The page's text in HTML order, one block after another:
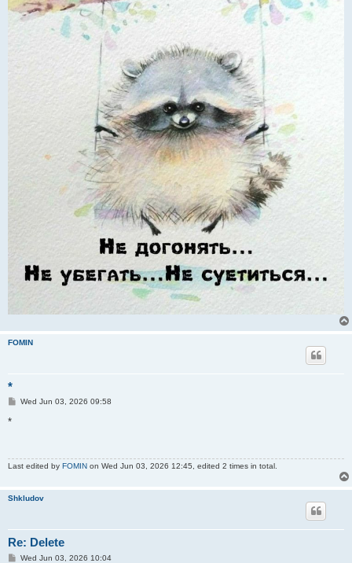
FOMIN
*
PWed Jun 03, 2026 09:58
*
Last edited by FOMIN on Wed Jun 03, 2026 12:45, edited 2 times in total.
Shkludov
Re: Delete
PWed Jun 03, 2026 10:04